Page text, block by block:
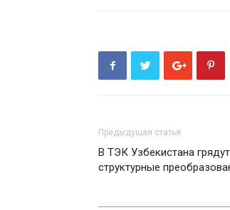
Предыдущая статья
В ТЭК Узбекистана
структурные